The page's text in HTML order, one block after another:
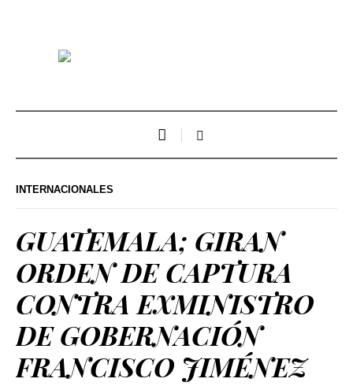
INTERNACIONALES
GUATEMALA; GIRAN
ORDEN DE CAPTURA
CONTRA EXMINISTRO
DE GOBERNACIÓN
FRANCISCO JIMÉNEZ